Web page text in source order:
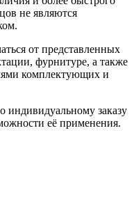
не являются
от представленных
фурнитуре, а также
комплектующих и
индивидуальному заказу
её применения.